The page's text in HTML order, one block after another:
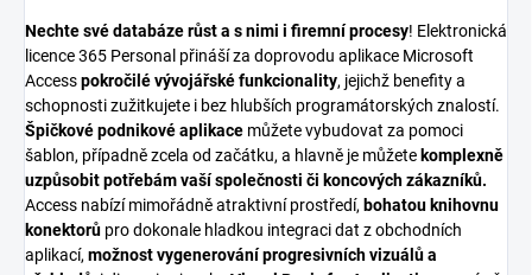
Nechte své databáze růst a s nimi i firemní procesy! Elektronická
licence 365 Personal přináší za doprovodu aplikace Microsoft
Accesspokročilé vývojářské funkcionality, jejichž benefity a
schopnosti zužitkujete i bez hlubších programátorských znalostí.
Špičkové podnikové aplikace můžete vybudovat za pomoci
šablon, případně zcela od začátku, a hlavně je můžete komplexně
uzpůsobit potřebám vaší společnosti či koncových zákazníků.
Access nabízí mimořádně atraktivní prostředí, bohatou knihovnu
konektorů pro dokonale hladkou integraci dat z obchodních
aplikací,možnost vygenerování progresivních vizuálů a